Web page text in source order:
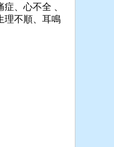
、心不全 、
理不順、耳鳴